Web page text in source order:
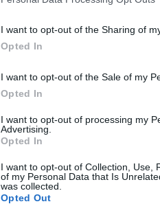
I want to opt-out of the Sharing of
Opted In
I want to opt-out of the Sale of my
Opted In
I want to opt-out of processing my
Advertising.
Opted In
I want to opt-out of Collection, Use,
of my Personal Data that Is
was collected.
Opted Out